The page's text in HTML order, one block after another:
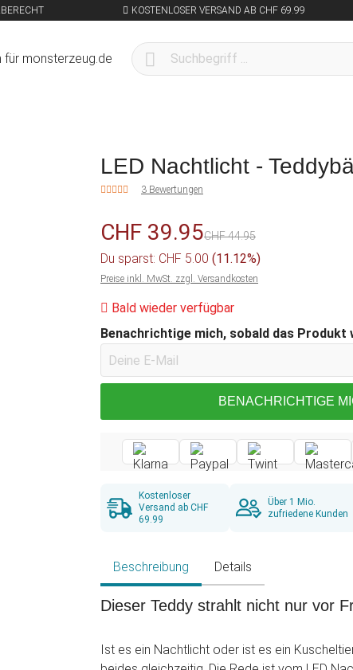
KOSTENLOSER VERSAND AB CHF 69.99
LED Nachtlicht -
3 Bewertungen
CHF 39.95CHF 44.95
Du sparst: CHF 5.00 (11.12%)
Preise inkl. MwSt. zzgl. Versandkosten
Bald wieder verfügbar
Benachrichtige mich, sobald das Produkt
BENACHRICHTIGE
Kostenloser
Versand ab CHF
69.99
Über 1 Mio.
zufriedene Kunden
Beschreibung Details
Dieser Teddy strahlt nicht nur vor
Ist es ein Nachtlicht oder ist es ein